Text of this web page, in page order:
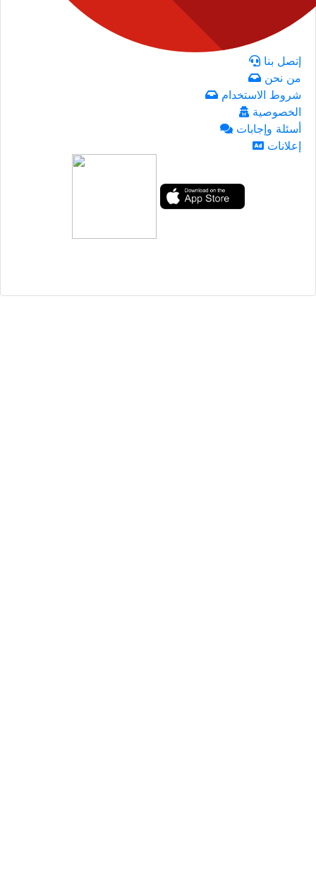
إتصل بنا
من نحن
شروط الاستخدام
الخصوصية
أسئلة وإجابات
إعلانات